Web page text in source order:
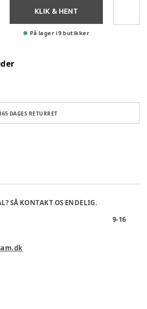
KLIK & HENT
På lager i 9 butikker
DAGES RETURRET
SÅ KONTAKT OS ENDELIG.
9-16